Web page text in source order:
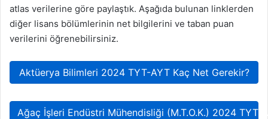
atlas verilerine göre paylaştık. Aşağıda bulunan linklerden
diğer lisans bölümlerinin net bilgilerini ve taban puan
verilerini öğrenebilirsiniz.
Aktüerya Bilimleri 2024 TYT-AYT Kaç Net Gerekir?
Ağaç İşleri Endüstri Mühendisliği (M.T.O.K.) 2024 TYT-